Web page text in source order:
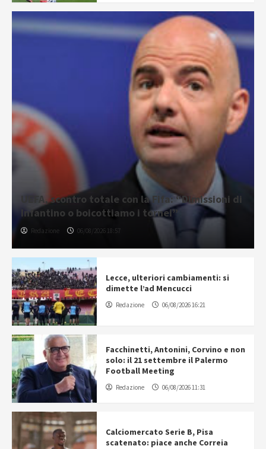
UEFA, scontro totale con la Fifa: “Dimissioni di
Infantino o boicottiamo i tornei”
Redazione 06/08/2026 18:57
Lecce, ulteriori cambiamenti: si
dimette l’ad Mencucci
Redazione 06/08/2026 16:21
Facchinetti, Antonini, Corvino e non
solo: il 21 settembre il Palermo
Football Meeting
Redazione 06/08/2026 11:31
Calciomercato Serie B, Pisa
scatenato: piace anche Correia